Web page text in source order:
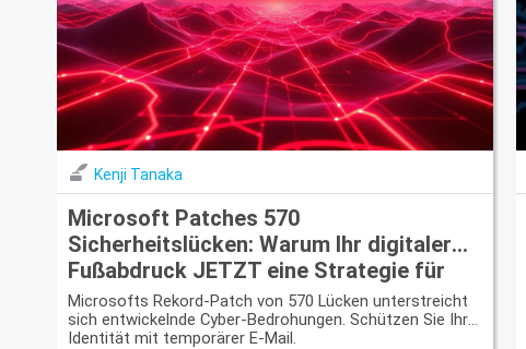
Kenji Tanaka
Microsoft Patches 570
Sicherheitslücken: Warum Ihr digitaler
Fußabdruck JETZT eine Strategie für
Einweg-E-Mails benötigt
Microsofts Rekord-Patch von 570 Lücken unterstreicht
sich entwickelnde Cyber-Bedrohungen. Schützen Sie Ihre
Identität mit temporärer E-Mail.